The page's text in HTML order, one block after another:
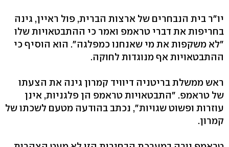
יו"ר בית הנבחרים של ארצות הברית, פול ראיין, גינה
בחריפות את דברי טראמפ ואמר כי ההתבטאויות שלו
"לא משקפות את מי שאנחנו כמפלגה". הוא הוסיף כי
ההתבטאויות אף מנוגדות לחוקה.
ראש ממשלת בריטניה דיוויד קמרון גינה את הצעתו
של טראמפ. "התבטאויות טראמפ הן פלגניות, אינן
עוזרות ופשוט שגויות", נכתב בהודעה מטעם לשכתו של
קמרון.